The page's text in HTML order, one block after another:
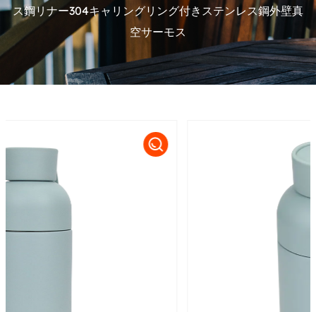
ス鋼リナー304キャリングリング付きステンレス鋼外壁真
空サーモス